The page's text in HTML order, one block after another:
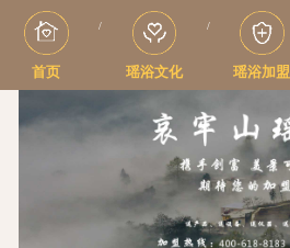
首页
/
瑶浴文化
/
瑶浴加盟